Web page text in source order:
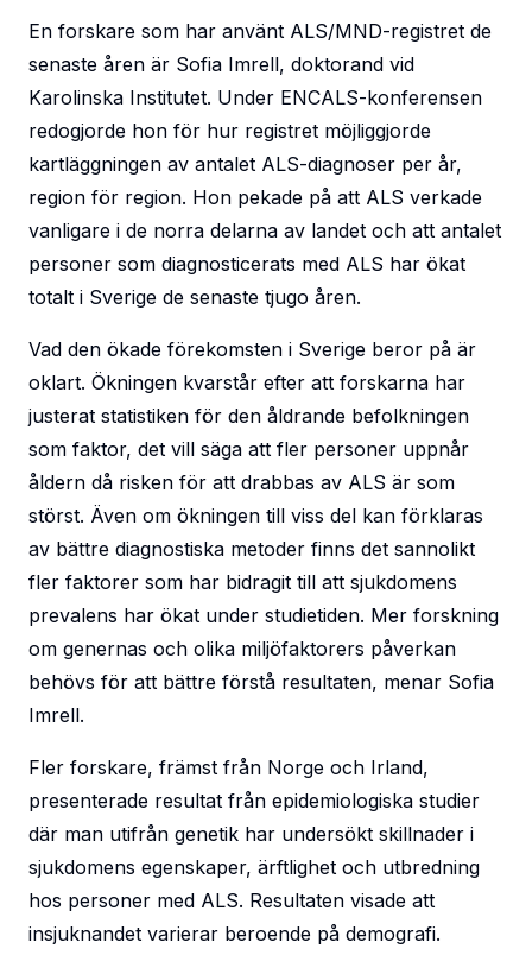
En forskare som har använt ALS/MND-registret de
senaste åren är Sofia Imrell, doktorand vid
Karolinska Institutet. Under ENCALS-konferensen
redogjorde hon för hur registret möjliggjorde
kartläggningen av antalet ALS-diagnoser per år,
region för region. Hon pekade på att ALS verkade
vanligare i de norra delarna av landet och att antalet
personer som diagnosticerats med ALS har ökat
totalt i Sverige de senaste tjugo åren.
Vad den ökade förekomsten i Sverige beror på är
oklart. Ökningen kvarstår efter att forskarna har
justerat statistiken för den åldrande befolkningen
som faktor, det vill säga att fler personer uppnår
åldern då risken för att drabbas av ALS är som
störst. Även om ökningen till viss del kan förklaras
av bättre diagnostiska metoder finns det sannolikt
fler faktorer som har bidragit till att sjukdomens
prevalens har ökat under studietiden. Mer forskning
om genernas och olika miljöfaktorers påverkan
behövs för att bättre förstå resultaten, menar Sofia
Imrell.
Fler forskare, främst från Norge och Irland,
presenterade resultat från epidemiologiska studier
där man utifrån genetik har undersökt skillnader i
sjukdomens egenskaper, ärftlighet och utbredning
hos personer med ALS. Resultaten visade att
insjuknandet varierar beroende på demografi.